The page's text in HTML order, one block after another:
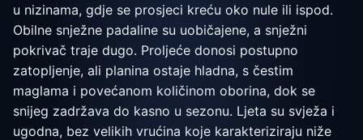
u nizinama, gdje se prosjeci kreću oko nule ili ispod.
Obilne snježne padaline su uobičajene, a snježni
pokrivač traje dugo. Proljeće donosi postupno
zatopljenje, ali planina ostaje hladna, s čestim
maglama i povećanom količinom oborina, dok se
snijeg zadržava do kasno u sezonu. Ljeta su svježa i
ugodna, bez velikih vrućina koje karakteriziraju niže